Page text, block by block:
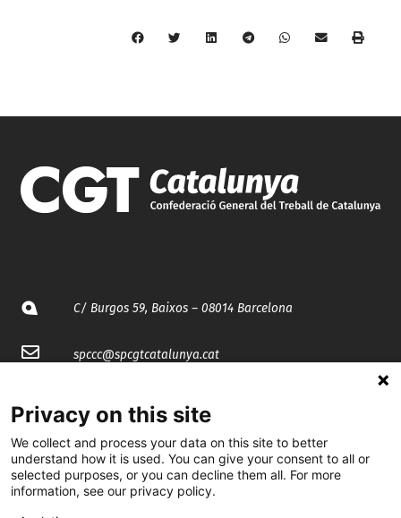
C/ Burgos 59, Baixos – 08014 Barcelona
spccc@spcgtcatalunya.cat
@CGTCatalunya
cgtcatalunya
Privacy on this site
We collect and process your data on this site to better
understand how it is used. You can give your consent to all or
selected purposes, or you can decline them all. For more
information, see our privacy policy.